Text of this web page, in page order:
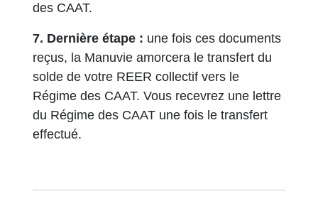
des CAAT.
7. Dernière étape : une fois ces documents
reçus, la Manuvie amorcera le transfert du
solde de votre REER collectif vers le
Régime des CAAT. Vous recevrez une lettre
du Régime des CAAT une fois le transfert
effectué.